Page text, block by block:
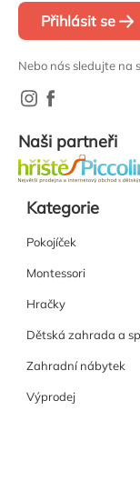
Přihlásit se
Nebo nás sledujte na
Naši partneři
Kategorie
Pokojíček
Montessori
Hračky
Dětská zahrada a
Zahradní nábytek
Výprodej